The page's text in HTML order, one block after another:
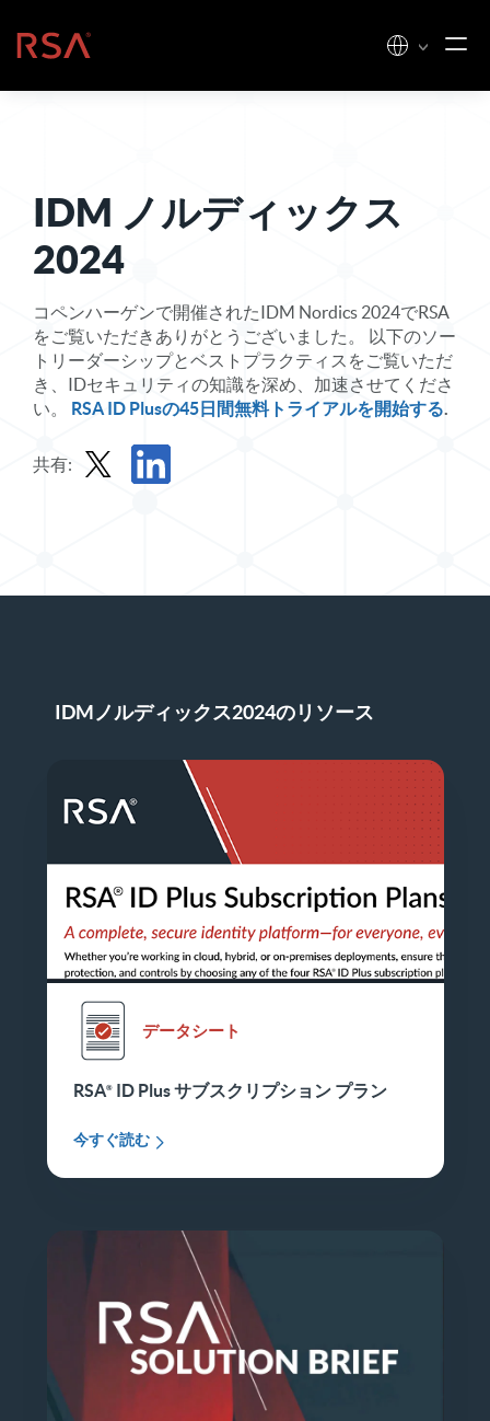
ホーム
IDM ノルディックス
2024
コペンハーゲンで開催されたIDM Nordics 2024でRSA
をご覧いただきありがとうございました。 以下のソー
トリーダーシップとベストプラクティスをご覧いただ
き、IDセキュリティの知識を深め、加速させてくださ
い。
RSA ID Plusの45日間無料トライアルを開始する.
共有:
IDMノルディックス2024のリソース
データシート
RSA ID Plus サブスクリプション プラン
今すぐ読む